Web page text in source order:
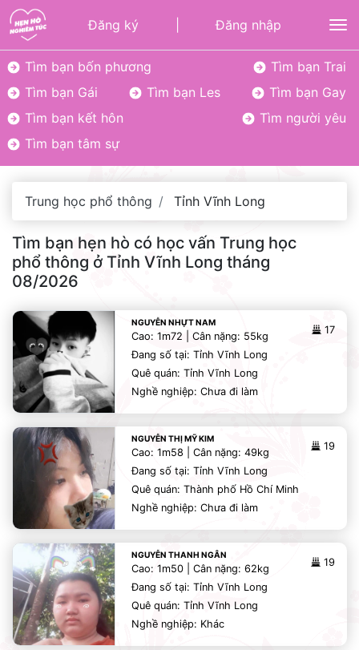
Đăng ký Đăng nhập
Tìm bạn bốn phương
Tìm bạn Trai
Tìm bạn Gái
Tìm bạn Les
Tìm bạn Gay
Tìm bạn kết hôn
Tìm người yêu
Tìm bạn tâm sự
Trung học phổ thông Tỉnh Vĩnh Long
Tìm bạn hẹn hò có học vấn Trung học
phổ thông ở Tỉnh Vĩnh Long tháng
08/2026
NGUYỄN NHỰT NAM
17
Cao: 1m72 | Cân nặng: 55kg
Đang số tại: Tỉnh Vĩnh Long
Quê quán: Tỉnh Vĩnh Long
Nghề nghiệp: Chưa đi làm
NGUYỄN THỊ MỸ KIM
19
Cao: 1m58 | Cân nặng: 49kg
Đang số tại: Tỉnh Vĩnh Long
Quê quán: Thành phố Hồ Chí Minh
Nghề nghiệp: Chưa đi làm
NGUYỄN THANH NGÂN
19
Cao: 1m50 | Cân nặng: 62kg
Đang số tại: Tỉnh Vĩnh Long
Quê quán: Tỉnh Vĩnh Long
Nghề nghiệp: Khác